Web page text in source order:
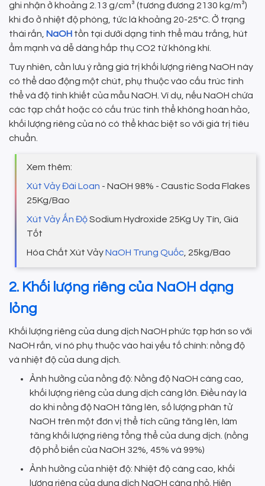
ghi nhận ở khoảng 2.13 g/cm³ (tương đương 2130 kg/m³)
khi đo ở nhiệt độ phòng, tức là khoảng 20-25°C. Ở trạng
thái rắn, NaOH tồn tại dưới dạng tinh thể màu trắng, hút
ẩm mạnh và dễ dàng hấp thụ CO2 từ không khí.
Tuy nhiên, cần lưu ý rằng giá trị khối lượng riêng NaOH này
có thể dao động một chút, phụ thuộc vào cấu trúc tinh
thể và độ tinh khiết của mẫu NaOH. Ví dụ, nếu NaOH chứa
các tạp chất hoặc có cấu trúc tinh thể không hoàn hảo,
khối lượng riêng của nó có thể khác biệt so với giá trị tiêu
chuẩn.
Xem thêm:
Xút Vảy Đài Loan - NaOH 98% - Caustic Soda Flakes
25Kg/Bao
Xút Vảy Ấn ĐộSodium Hydroxide 25Kg Uy Tín, Giá
Tốt
Hóa Chất Xút VảyNaOH Trung Quốc , 25kg/Bao
2. Khối lượng riêng của NaOH dạng
lỏng
Khối lượng riêng của dung dịch NaOH phức tạp hơn so với
NaOH rắn, vì nó phụ thuộc vào hai yếu tố chính: nồng độ
và nhiệt độ của dung dịch.
Ảnh hưởng của nồng độ: Nồng độ NaOH càng cao,
khối lượng riêng của dung dịch càng lớn. Điều này là
do khi nồng độ NaOH tăng lên, số lượng phân tử
NaOH trên một đơn vị thể tích cũng tăng lên, làm
tăng khối lượng riêng tổng thể của dung dịch. (nồng
độ phổ biến của NaOH 32%, 45% và 99%)
Ảnh hưởng của nhiệt độ: Nhiệt độ càng cao, khối
lượng riêng của dung dịch NaOH càng nhỏ. Hiện